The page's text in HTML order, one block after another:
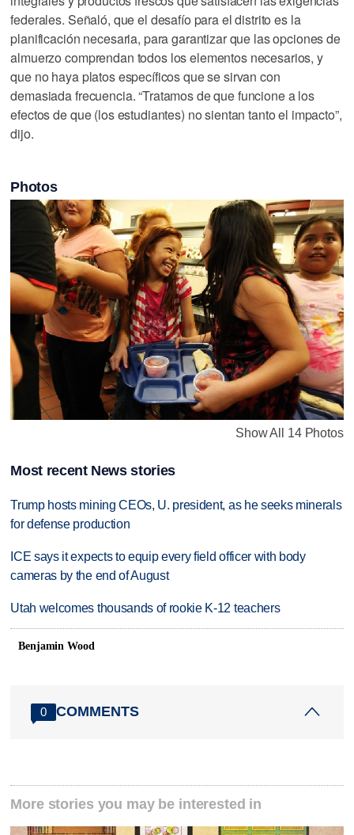
federales. Señaló, que el desafío para el distrito es la
planificación necesaria, para garantizar que las opciones de
almuerzo comprendan todos los elementos necesarios, y
que no haya platos específicos que se sirvan con
demasiada frecuencia. “Tratamos de que funcione a los
efectos de que (los estudiantes) no sientan tanto el impacto”,
dijo.
Photos
Show All 14 Photos
Most recent News stories
Trump hosts mining CEOs, U. president, as he seeks minerals
for defense production
ICE says it expects to equip every field officer with body
cameras by the end of August
Utah welcomes thousands of rookie K-12 teachers
Benjamin Wood
0 COMMENTS
More stories you may be interested in